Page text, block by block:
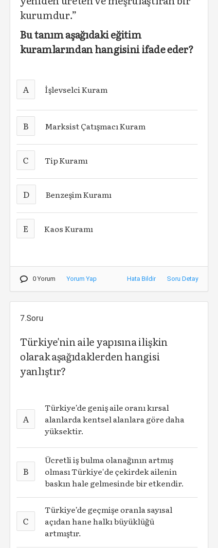
kurumdur.”
Bu tanım aşağıdaki eğitim
kuramlarından hangisini ifade eder?
A İşlevselci Kuram
B Marksist Çatışmacı Kuram
C Tip Kuramı
D Benzeşim Kuramı
E Kaos Kuramı
0 Yorum Yorum Yap Hata Bildir Soru Detay
7.Soru
Türkiye'nin aile yapısına ilişkin
olarak aşağıdaklerden hangisi
yanlıştır?
A
Türkiye’de geniş aile oranı kırsal
alanlarda kentsel alanlara göre daha
yüksektir.
B
Ücretli iş bulma olanağının artmış
olması Türkiye'de çekirdek ailenin
baskın hale gelmesinde bir etkendir.
C
Türkiye’de geçmişe oranla sayısal
açıdan hane halkı büyüklüğü
artmıştır.